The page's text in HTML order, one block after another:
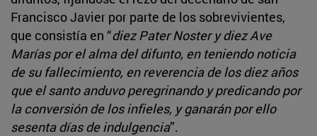
Francisco Javier por parte de los sobrevivientes,
que consistía en “diez Pater Noster y diez Ave
Marías por el alma del difunto, en teniendo noticia
de su fallecimiento, en reverencia de los diez años
que el santo anduvo peregrinando y predicando por
la conversión de los infieles, y ganarán por ello
sesenta días de indulgencia”.